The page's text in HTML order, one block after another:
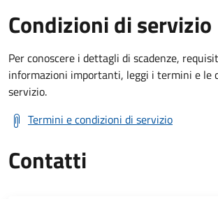
Condizioni di servizio
Per conoscere i dettagli di scadenze,
informazioni importanti, leggi i termini e le
servizio.
Termini e condizioni di servizio
Contatti